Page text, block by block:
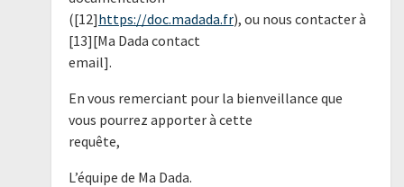
([12]https://doc.madada.fr), ou nous contacter à
[13][Ma Dada contact
email].
En vous remerciant pour la bienveillance que
vous pourrez apporter à cette
requête,
L’équipe de Ma Dada.